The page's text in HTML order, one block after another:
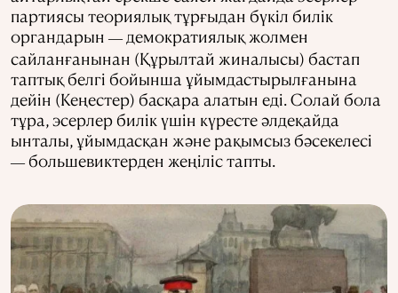
партиясы теориялық тұрғыдан бүкіл билік
органдарын — демократиялық жолмен
сайланғанынан (Құрылтай жиналысы) бастап
таптық белгі бойынша ұйымдастырылғанына
дейін (Кеңестер) басқара алатын еді. Солай бола
тұра, эсерлер билік үшін күресте әлдеқайда
ынталы, ұйымдасқан және рақымсыз бәсекелесі
— большевиктерден жеңіліс тапты.